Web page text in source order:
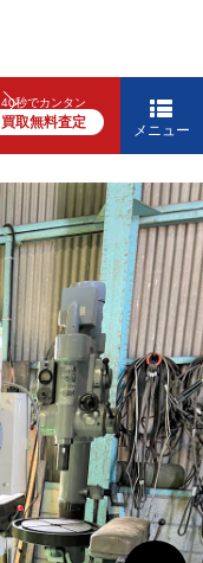
40秒でカンタン
買取無料査定 メニュー